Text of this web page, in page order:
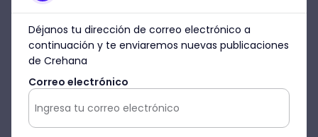
El mundo de hoy gira y se actualiza
rápidamente, cada semana nuevas
tecnologías y nuevas formas de vivir
nuestro mundo aparecen y nos
muestran nuevos caminos. El
Marketing no es ajeno a esta
constante innovación. Te
compartimos este ebook para que
Déjanos tu dirección de correo electrónico a
continuación y te enviaremos nuevas publicaciones
de Crehana
Correo electrónico